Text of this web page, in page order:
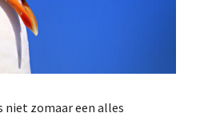
niet zomaar een alles